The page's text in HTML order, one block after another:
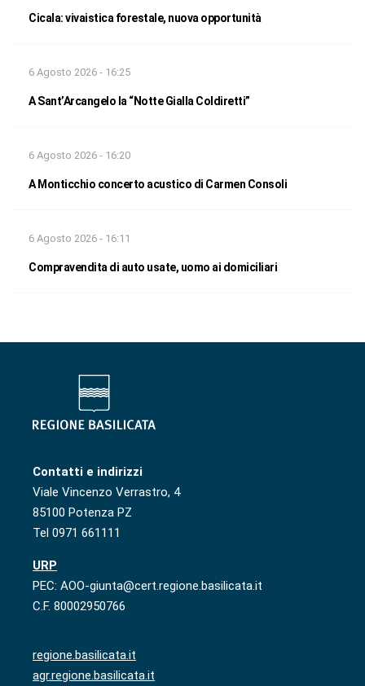
Cicala: vivaistica forestale, nuova opportunità
6 Agosto 2026 - 16:25
A Sant’Arcangelo la “Notte Gialla Coldiretti”
6 Agosto 2026 - 16:20
A Monticchio concerto acustico di Carmen Consoli
6 Agosto 2026 - 16:11
Compravendita di auto usate, uomo ai domiciliari
Contatti e indirizzi
Viale Vincenzo Verrastro, 4
85100 Potenza PZ
Tel 0971 661111
URP
PEC: AOO-giunta@cert.regione.basilicata.it
C.F. 80002950766
regione.basilicata.it
agr.regione.basilicata.it